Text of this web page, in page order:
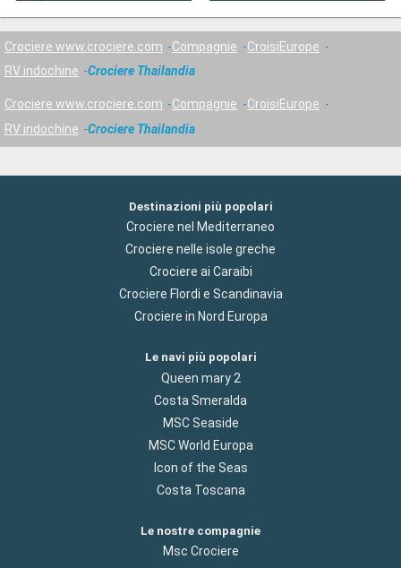
Crociere www.crociere.com Compagnie
CroisiEurope
RV indochine
Crociere Thailandia
Crociere www.crociere.com Compagnie
CroisiEurope
RV indochine
Crociere Thailandia
Destinazioni più popolari
Crociere nel Mediterraneo
Crociere nelle isole greche
Crociere ai Caraibi
Crociere Flordi e Scandinavia
Crociere in Nord Europa
Le navi più popolari
Queen mary 2
Costa Smeralda
MSC Seaside
MSC World Europa
Icon of the Seas
Costa Toscana
Le nostre compagnie
Msc Crociere